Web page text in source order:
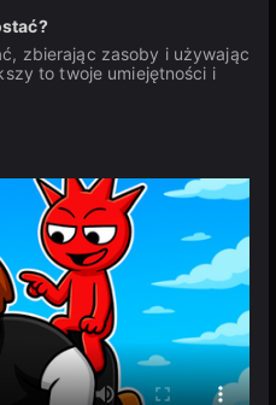
zbierając zasoby i używając
to twoje umiejętności i